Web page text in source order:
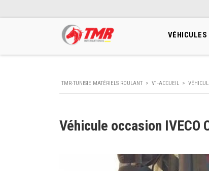
VÉHICULES
TMR-TUNISIE MATÉRIELS ROULANT > V1-ACCUEIL >
Véhicule occasion IVECO